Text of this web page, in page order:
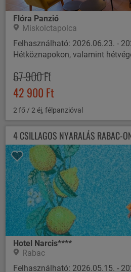
Flóra Panzió
Miskolctapolca
Felhasználható: 2026.06.23. -
Hétköznapokon, valamint
67 900 Ft
42 900 Ft
2 fő / 2 éj, félpanzióval
4 CSILLAGOS NYARALÁS RABAC-
Hotel Narcis****
Rabac
Felhasználható: 2026.05.15. -